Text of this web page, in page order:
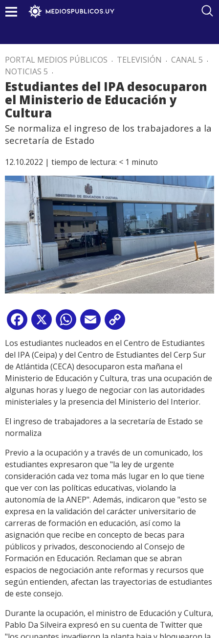
PORTAL MEDIOS PÚBLICOS . TELEVISIÓN . CANAL 5 .
NOTICIAS 5 .
Estudiantes del IPA desocuparon
el Ministerio de Educación y
Cultura
Se normaliza el ingreso de los trabajadores a la
secretaría de Estado
12.10.2022 | tiempo de lectura: < 1 minuto
Facebook
X WhatsApp
Email
Link
Los estudiantes nucleados en el Centro de Estudiantes
del IPA (Ceipa) y del Centro de Estudiantes del Cerp Sur
de Atlántida (CECA) desocuparon esta mañana el
Ministerio de Educación y Cultura, tras una ocupación de
algunas horas y luego de negociar con las autoridades
ministeriales y la presencia del Ministerio del Interior.
El ingreso de trabajadores a la secretaría de Estado se
normaliza
Previo a la ocupación y a través de un comunicado, los
estudiantes expresaron que "la ley de urgente
consideración cada vez toma más lugar en lo que tiene
que ver con las políticas educativas, violando la
autonomía de la ANEP". Además, indicaron que "esto se
expresa en la validación del carácter universitario de
carreras de formación en educación, así como la
asignación que recibe en concepto de becas para
públicos y privados, desconociendo al Consejo de
Formación en Educación. Reclaman que se abran
espacios de negociación ante reformas y recursos que
según entienden, afectan las trayectorias de estudiantes
de este consejo.
Durante la ocupación, el ministro de Educación y Cultura,
Pablo Da Silveira expresó en su cuenta de Twitter que